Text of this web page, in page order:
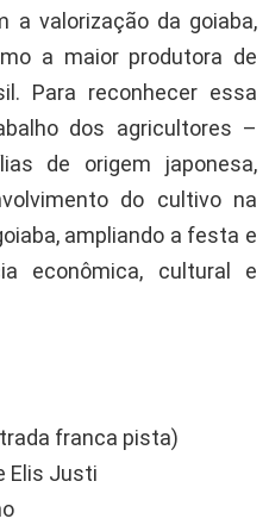
a valorização da goiaba,
a maior produtora de
Para reconhecer essa
dos agricultores –
de origem japonesa,
do cultivo na
ampliando a festa e
econômica, cultural e
franca pista)
Elis Justi